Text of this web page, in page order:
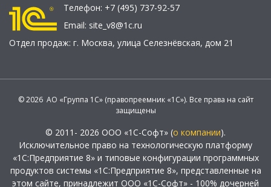
Телефон: +7 (495) 737-92-57
Email: site_v8@1c.ru
Отдел продаж: г. Москва, улица Селезнёвская, дом 21
© 2026 АО «Группа 1С» (правопреемник «1С»). Все права на сайт
защищены
© 2011- 2026 ООО «1С-Софт» (о компании).
Исключительное право на технологическую платформу
«1С:Предприятие 8» и типовые конфигурации программных
продуктов системы «1С:Предприятие 8», представленные на
этом сайте, принадлежит ООО «1С-Софт» - 100% дочерней